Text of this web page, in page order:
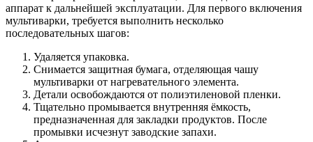
аппарат к дальнейшей эксплуатации. Для первого включения
мультиварки, требуется выполнить несколько
последовательных шагов:
Удаляется упаковка.
Снимается защитная бумага, отделяющая чашу
мультиварки от нагревательного элемента.
Детали освобождаются от полиэтиленовой пленки.
Тщательно промывается внутренняя ёмкость,
предназначенная для закладки продуктов. После
промывки исчезнут заводские запахи.